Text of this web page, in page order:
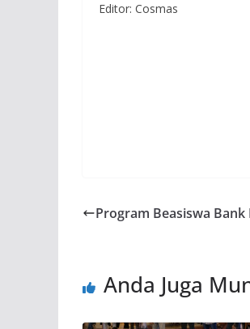
Editor: Cosmas
Program Beasiswa
Anda Juga